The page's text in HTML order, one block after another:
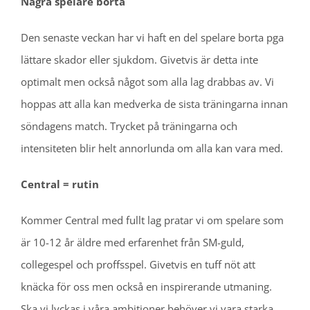
Den senaste veckan har vi haft en del spelare borta pga
lättare skador eller sjukdom. Givetvis är detta inte
optimalt men också något som alla lag drabbas av. Vi
hoppas att alla kan medverka de sista träningarna innan
söndagens match. Trycket på träningarna och
intensiteten blir helt annorlunda om alla kan vara med.
Central = rutin
Kommer Central med fullt lag pratar vi om spelare som
är 10-12 år äldre med erfarenhet från SM-guld,
collegespel och proffsspel. Givetvis en tuff nöt att
knäcka för oss men också en inspirerande utmaning.